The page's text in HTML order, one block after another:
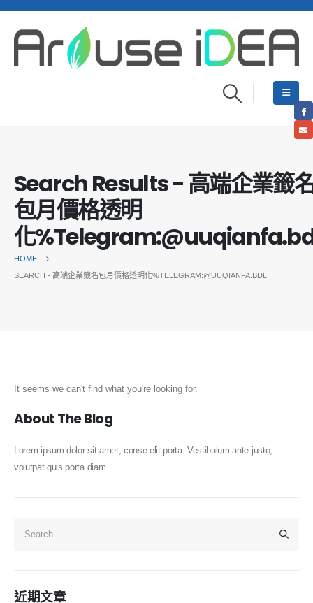
Search Results - 高端企業籤
包月價格透明
化
HOME
SEARCH - 高端企業籤名包月價格透明化%TELEGRAM:@UUQIANFA.BDL
It seems we can't find what you're looking for.
About The Blog
Lorem ipsum dolor sit amet, conse elit porta. Vestibulum ante justo,
volutpat quis porta diam.
近期文章